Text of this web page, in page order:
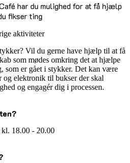
har du mulighed for at få hjælp
fikser ting
aktiviteter
Vil du gerne have hjælp til at få
som mødes omkring det at hjælpe
som er gået i stykker. Det kan være
og elektronik til bukser der skal
og engagér dig i processen.
18.00 - 20.00